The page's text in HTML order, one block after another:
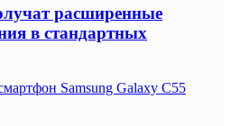
расширенные
в стандартных
Samsung Galaxy C55